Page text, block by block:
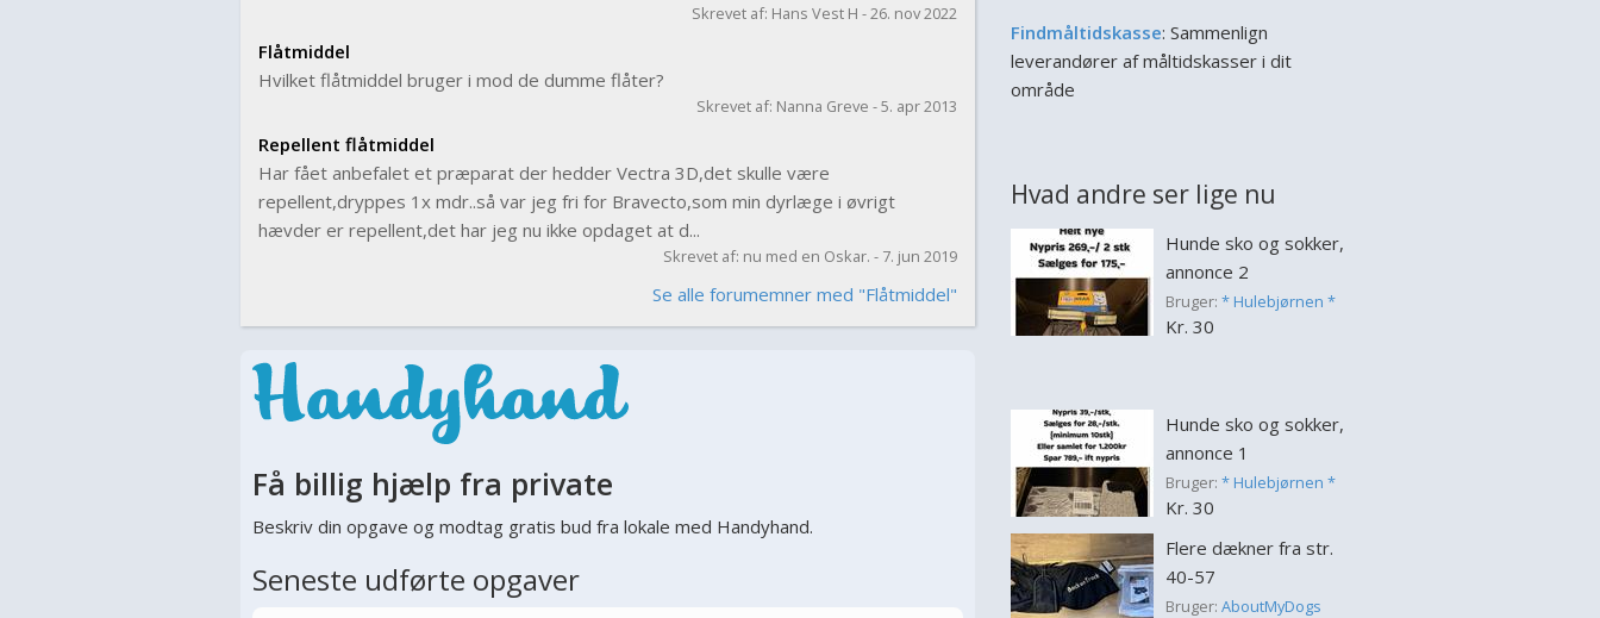
Skrevet af: Hans Vest H - 26. nov 2022
Flåtmiddel
Hvilket flåtmiddel bruger i mod de dumme flåter?
Skrevet af: Nanna Greve - 5. apr 2013
Repellent flåtmiddel
Har fået anbefalet et præparat der hedder Vectra 3D,det skulle være
repellent,dryppes 1x mdr..så var jeg fri for Bravecto,som min dyrlæge i øvrigt
hævder er repellent,det har jeg nu ikke opdaget at d...
Skrevet af: nu med en Oskar. - 7. jun 2019
Se alle forumemner med "Flåtmiddel"
Få billig hjælp fra private
Beskriv din opgave og modtag gratis bud fra lokale med Handyhand.
Seneste udførte opgaver
Findmåltidskasse: Sammenlign
leverandører af måltidskasser i dit
område
Hvad andre ser lige nu
Hunde sko og sokker,
annonce 2
Bruger: * Hulebjørnen *
Kr. 30
Hunde sko og sokker,
annonce 1
Bruger: * Hulebjørnen *
Kr. 30
Flere dækner fra str.
40-57
Bruger: AboutMyDogs